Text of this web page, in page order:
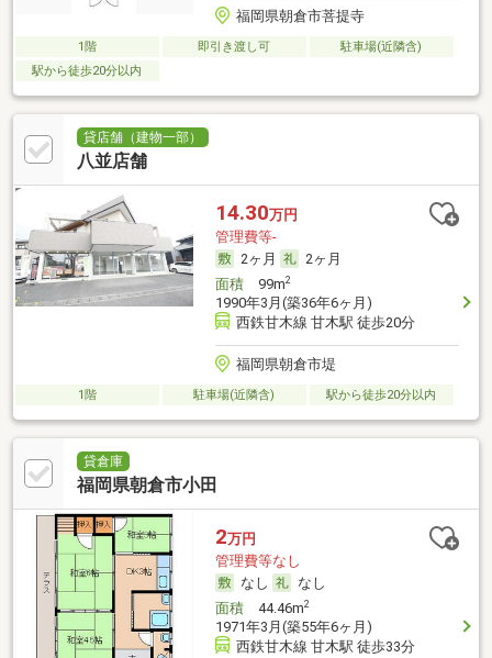
福岡県朝倉市菩提寺
1階 即引き渡し可
駐車場(近隣含)
駅から徒歩20分以内
貸店舗（建物一部）
八並店舗
14.30万円
管理費等-
2ヶ月
2ヶ月
面積99m2
1990年3月(築36年6ヶ月)
西鉄甘木線 甘木駅 徒歩20分
福岡県朝倉市堤
1階 駐車場(近隣含) 駅から徒歩20分以内
貸倉庫
福岡県朝倉市小田
2万円
管理費等なし
なし
なし
面積44.46m2
1971年3月(築55年6ヶ月)
西鉄甘木線 甘木駅 徒歩33分